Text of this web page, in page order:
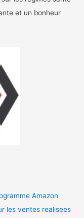
et un bonheur
Amazon
les ventes realisees